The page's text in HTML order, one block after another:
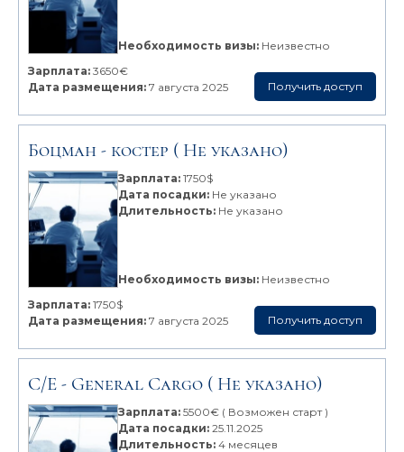
Необходимость визы: Неизвестно
Зарплата: 3650€
Дата размещения: 7 августа 2025 Получить доступ
Боцман - костер ( Не указано)
Зарплата: 1750$
Дата посадки: Не указано
Длительность: Не указано
Необходимость визы: Неизвестно
Зарплата: 1750$
Дата размещения: 7 августа 2025 Получить доступ
С/Е - General Cargo ( Не указано)
Зарплата: 5500€ ( Возможен старт )
Дата посадки: 25.11.2025
Длительность: 4 месяцев